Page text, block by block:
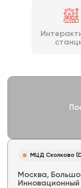
МЦД Сколково
Москва,